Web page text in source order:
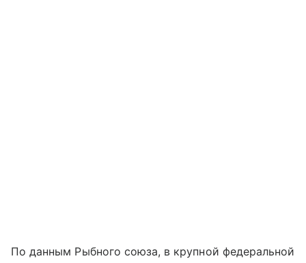
По данным Рыбного союза, в крупной федеральной